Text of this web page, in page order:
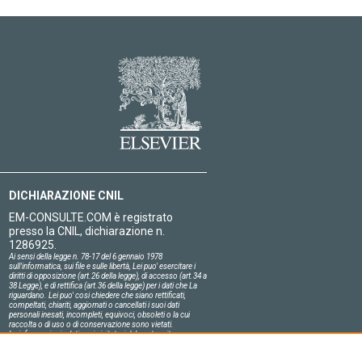
DICHIARAZIONE CNIL
EM-CONSULTE.COM è registrato
presso la CNIL, dichiarazione n.
1286925.
Ai sensi della legge n. 78-17 del 6 gennaio 1978
sull'informatica, sui file e sulle libertà, Lei puo' esercitare i
diritti di opposizione (art.26 della legge), di accesso (art.34 a
38 Legge), e di rettifica (art.36 della legge) per i dati che La
riguardano. Lei puo' cosi chiedere che siano rettificati,
compeltati, chiariti, aggiornati o cancellati i suoi dati
personali inesati, incompleti, equivoci, obsoleti o la cui
raccolta o di uso o di conservazione sono vietati.
Le informazioni relative ai visitatori del nostro sito,